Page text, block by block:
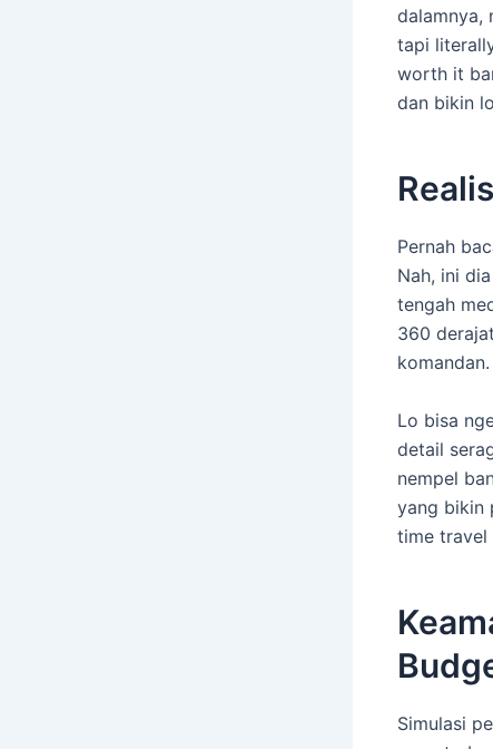
dalamnya,
tapi
worth it
dan bikin
Pernah
Nah, ini
tengah
360
Lo bisa
detail
nempel
yang bikin
time travel
Simulasi